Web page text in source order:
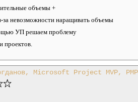
объемы +
невозможности наращивать объемы
УП решаем проблему
проектов.
Microsoft Project MVP,